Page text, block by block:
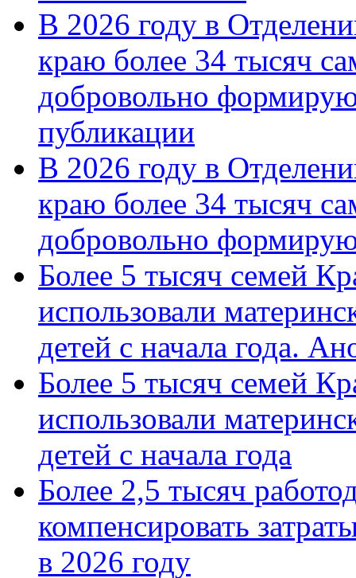
В 2026 году в
краю более 34 тысяч
добровольно
публикации
В 2026 году в
краю более 34 тысяч
добровольно
Более 5 тысяч семей
использовали
детей с начала года.
Более 5 тысяч семей
использовали
детей с начала года
Более 2,5 тысяч
компенсировать
в 2026 году